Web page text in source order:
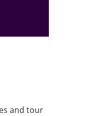
and tour